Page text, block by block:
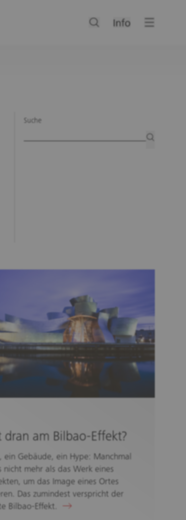
Suche
dran am Bilbao-Effekt?
ein Gebäude, ein Hype: Manchmal
nicht mehr als das Werk eines
um das Image eines Ortes
Das zumindest verspricht der
Bilbao-Effekt.